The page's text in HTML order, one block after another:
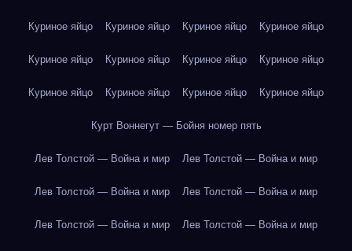
Куриное яйцо Куриное яйцо Куриное яйцо Куриное яйцо
Куриное яйцо Куриное яйцо Куриное яйцо Куриное яйцо
Куриное яйцо Куриное яйцо Куриное яйцо Куриное яйцо
Курт Воннегут — Бойня номер пять
Лев Толстой — Война и мир Лев Толстой — Война и мир
Лев Толстой — Война и мир Лев Толстой — Война и мир
Лев Толстой — Война и мир Лев Толстой — Война и мир